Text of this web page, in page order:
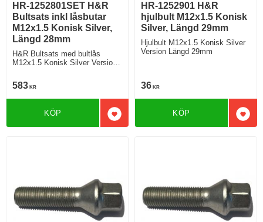
HR-1252801SET H&R
Bultsats inkl låsbutar
M12x1.5 Konisk Silver,
Längd 28mm
H&R Bultsats med bultlås
M12x1.5 Konisk Silver Version
583 KR
Lägg till i favoriter
KÖP
HR-1252901 H&R
hjulbult M12x1.5 Konisk
Silver, Längd 29mm
Hjulbult M12x1.5 Konisk Silver
Version Längd 29mm
36 KR
KÖP